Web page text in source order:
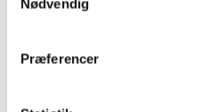
Nødvendig
Præferencer
Administrationspakken